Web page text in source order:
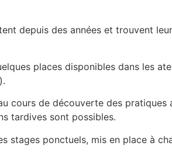
depuis des années et trouvent
places disponibles dans les
cours de découverte des
tardives sont possibles.
stages ponctuels, mis en place à